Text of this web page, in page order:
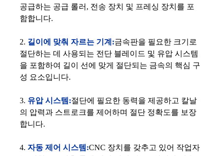
공급하는 공급 롤러, 전송 장치 및 프레싱 장치를 포
함합니다.
2. 길이에 맞춰 자르는 기계:금속판을 필요한 크기로
절단하는 데 사용되는 전단 블레이드 및 유압 시스템
을 포함하여 길이 선에 맞게 절단되는 금속의 핵심 구
성 요소입니다.
3. 유압 시스템:절단에 필요한 동력을 제공하고 칼날
의 압력과 스트로크를 제어하며 절단 정확도를 보장
합니다.
4. 자동 제어 시스템:CNC 장치를 갖추고 있어 작업자